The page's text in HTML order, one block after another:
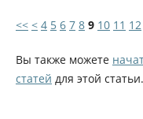
<< < 4 5 6 7 8 9 10 11 12
Вы также можете
статей для этой статьи.